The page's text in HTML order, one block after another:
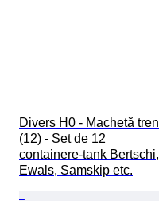
Divers H0 - Machetă tren
(12) - Set de 12
containere-tank Bertschi,
Ewals, Samskip etc.